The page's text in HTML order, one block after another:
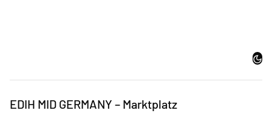
Dark
EDIH MID GERMANY – Marktplatz